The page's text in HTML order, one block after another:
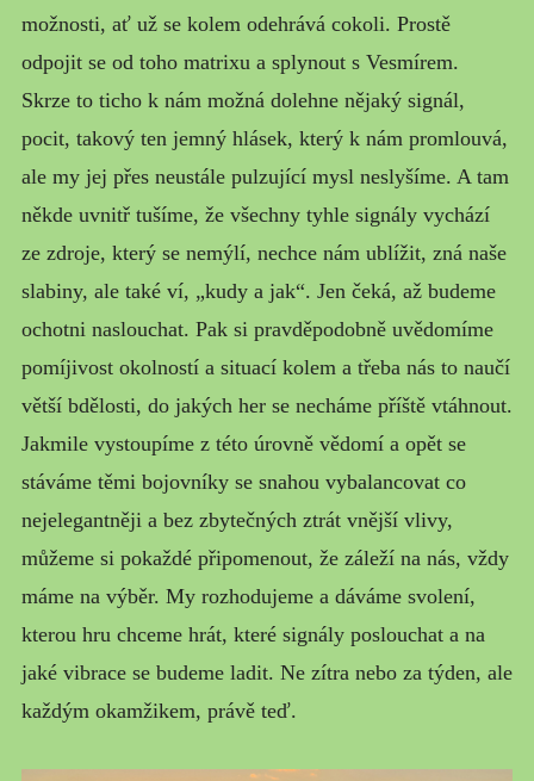
možnosti, ať už se kolem odehrává cokoli. Prostě
odpojit se od toho matrixu a splynout s Vesmírem.
Skrze to ticho k nám možná dolehne nějaký signál,
pocit, takový ten jemný hlásek, který k nám promlouvá,
ale my jej přes neustále pulzující mysl neslyšíme. A tam
někde uvnitř tušíme, že všechny tyhle signály vychází
ze zdroje, který se nemýlí, nechce nám ublížit, zná naše
slabiny, ale také ví, „kudy a jak“. Jen čeká, až budeme
ochotni naslouchat. Pak si pravděpodobně uvědomíme
pomíjivost okolností a situací kolem a třeba nás to naučí
větší bdělosti, do jakých her se necháme příště vtáhnout.
Jakmile vystoupíme z této úrovně vědomí a opět se
stáváme těmi bojovníky se snahou vybalancovat co
nejelegantněji a bez zbytečných ztrát vnější vlivy,
můžeme si pokaždé připomenout, že záleží na nás, vždy
máme na výběr. My rozhodujeme a dáváme svolení,
kterou hru chceme hrát, které signály poslouchat a na
jaké vibrace se budeme ladit. Ne zítra nebo za týden, ale
každým okamžikem, právě teď.